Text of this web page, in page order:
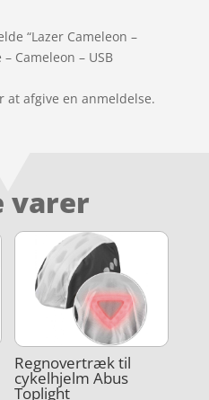
“Lazer Cameleon –
Cameleon – USB
at afgive en anmeldelse.
varer
Regnovertræk til
cykelhjelm Abus
Toplight